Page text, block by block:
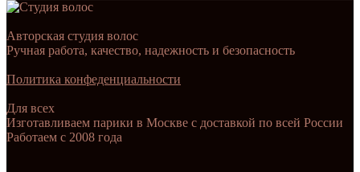
Авторская студия волос
Ручная работа, качество, надежность и безопасность
Политика конфеденциальности
Для всех
Изготавливаем парики в Москве с доставкой по всей России
Работаем с 2008 года